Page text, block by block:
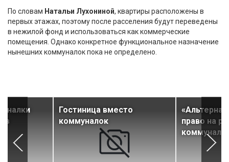
По словам Натальи Лухониной, квартиры расположены в
первых этажах, поэтому после расселения будут переведены
в нежилой фонд и использоваться как коммерческие
помещения. Однако конкретное функциональное назначение
нынешних коммуналок пока не определено.
Гостиница вместо
коммуналок
право на